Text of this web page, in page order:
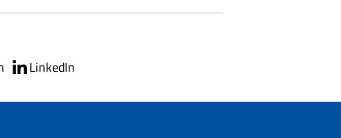
LinkedIn